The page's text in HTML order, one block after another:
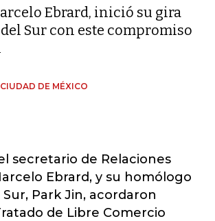
Ebrard, inició su gira
Sur con este compromiso
DE MÉXICO
secretario de Relaciones
Ebrard, y su homólogo
Park Jin, acordaron
de Libre Comercio